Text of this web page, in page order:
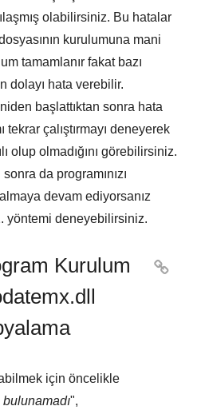
olabilirsiniz. Bu hatalar
kurulumuna mani
tamamlanır fakat bazı
dolayı hata verebilir.
başlattıktan sonra hata
tekrar çalıştırmayı deneyerek
olup olmadığını görebilirsiniz.
da programınızı
almaya devam ediyorsanız
yöntemi deneyebilirsiniz.
Kurulum

için öncelikle
",